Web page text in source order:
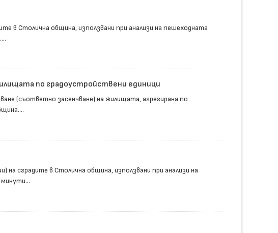
в Столична община, използвани при анализи на пешеходната
по градоустройствени единици
(съответно засенчване) на жилищата, агрегирана по
сградите в Столична община, използвани при анализи на